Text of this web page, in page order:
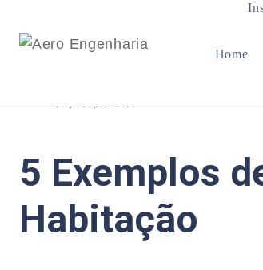
Home
5 Exemplos
Habitação